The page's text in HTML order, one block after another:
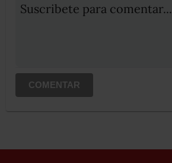
Suscribete para comentar...
COMENTAR